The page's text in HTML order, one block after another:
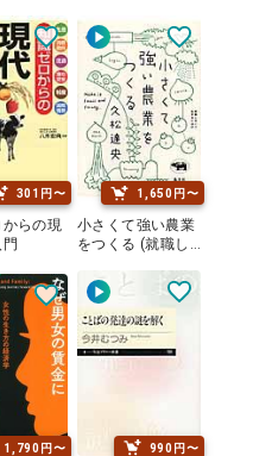
301円〜
らの現
1,650円〜
小さくて強い農業
をつくる (就職し
21)
1,790円〜 990円〜